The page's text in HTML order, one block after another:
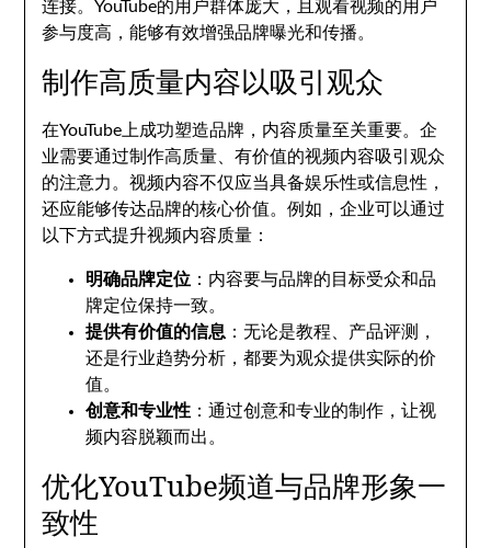
连接。YouTube的用户群体庞大，且观看视频的用户
参与度高，能够有效增强品牌曝光和传播。
制作高质量内容以吸引观众
在YouTube上成功塑造品牌，内容质量至关重要。企
业需要通过制作高质量、有价值的视频内容吸引观众
的注意力。视频内容不仅应当具备娱乐性或信息性，
还应能够传达品牌的核心价值。例如，企业可以通过
以下方式提升视频内容质量：
明确品牌定位 ：内容要与品牌的目标受众和品
牌定位保持一致。
提供有价值的信息 ：无论是教程、产品评测，
还是行业趋势分析，都要为观众提供实际的价
值。
创意和专业性 ：通过创意和专业的制作，让视
频内容脱颖而出。
优化YouTube频道与品牌形象一
致性